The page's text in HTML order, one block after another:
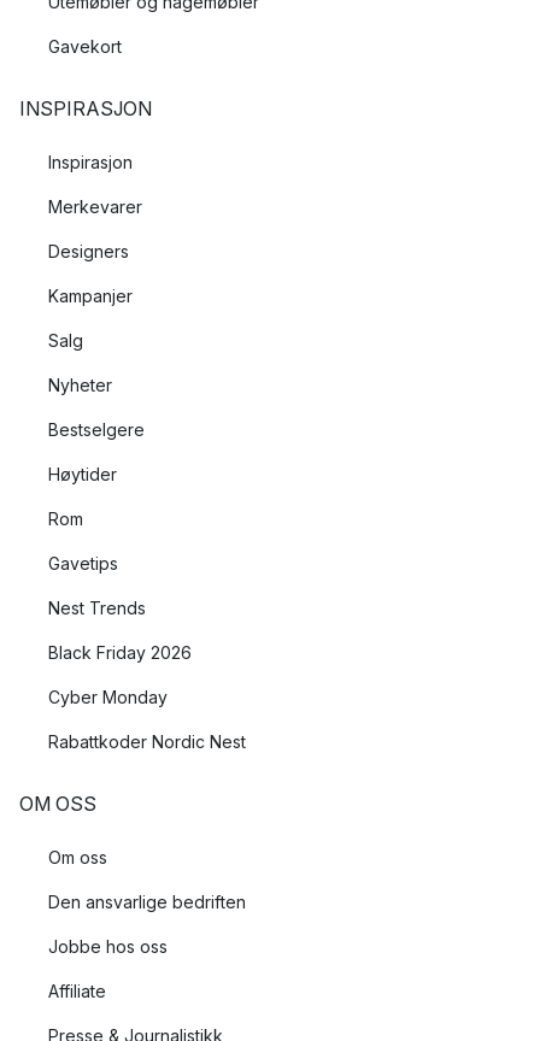
Gavekort
INSPIRASJON
Inspirasjon
Merkevarer
Designers
Kampanjer
Salg
Nyheter
Bestselgere
Høytider
Rom
Gavetips
Nest Trends
Black Friday 2026
Cyber Monday
Rabattkoder Nordic Nest
OM OSS
Om oss
Den ansvarlige bedriften
Jobbe hos oss
Affiliate
Presse & Journalistikk